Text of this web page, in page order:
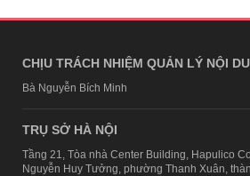
CHỊU TRÁCH NHIỆM QUẢN LÝ NỘI
Bà Nguyễn Bích Minh
TRỤ SỞ HÀ NỘI
Tầng 21, Tòa nhà Center Building, Hapulico
Nguyễn Huy Tưởng, phường Thanh Xuân,